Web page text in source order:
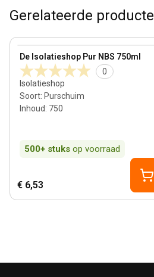
Gerelateerde
De Isolatieshop Pur NBS 750ml
0
Isolatieshop
Soort: Purschuim
Inhoud: 750
500+ stuks op voorraad
View product
€ 6,53